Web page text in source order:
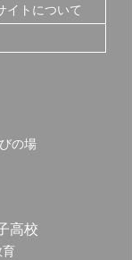
イトについて
の場
高校
育